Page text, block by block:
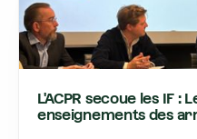
L'ACPR secoue les IF :
enseignements des